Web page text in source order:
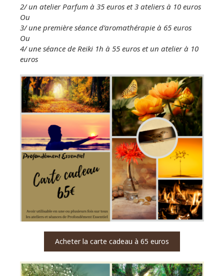
2/ un atelier Parfum à 35 euros et 3 ateliers à 10 euros
Ou
3/ une première séance d’aromathérapie à 65 euros
Ou
4/ une séance de Reiki 1h à 55 euros et un atelier à 10
euros
Acheter la carte cadeau à 65 euros